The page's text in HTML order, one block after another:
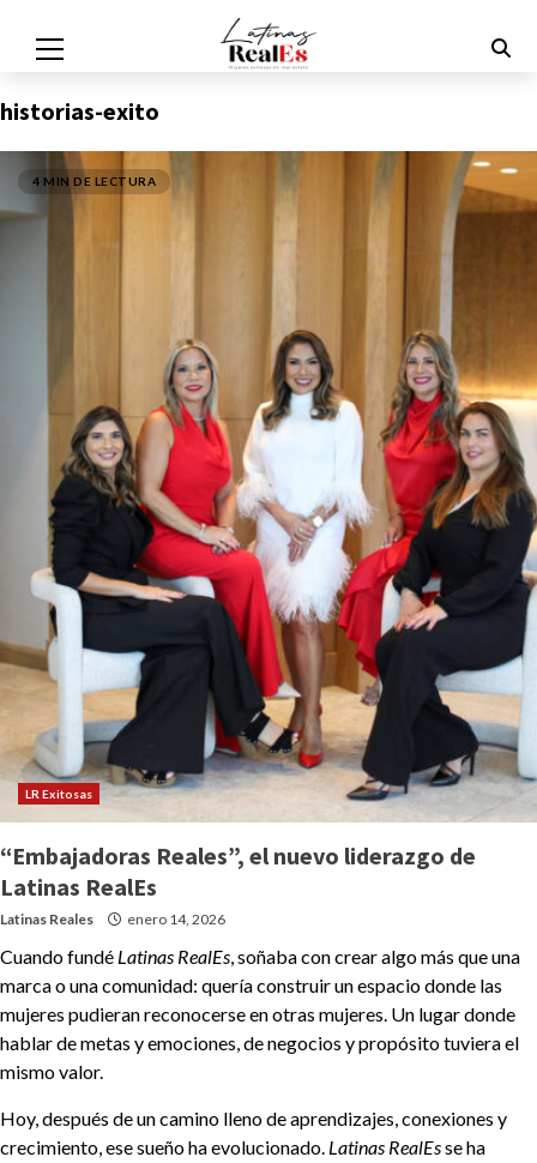
historias-exito
4 MIN DE LECTURA
LR Exitosas
“Embajadoras Reales”, el nuevo liderazgo de
Latinas RealEs
Latinas Reales enero 14, 2026
Cuando fundé Latinas RealEs, soñaba con crear algo más que una
marca o una comunidad: quería construir un espacio donde las
mujeres pudieran reconocerse en otras mujeres. Un lugar donde
hablar de metas y emociones, de negocios y propósito tuviera el
mismo valor.
Hoy, después de un camino lleno de aprendizajes, conexiones y
crecimiento, ese sueño ha evolucionado. Latinas RealEsse ha